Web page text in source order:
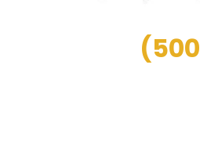
(500